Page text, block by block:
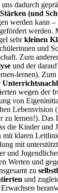
dadurch
(und
werden kann
werden.
sehrkleinen
und
Zum
und der
lernen).
wegen der
von
Lebensvision
zu lernen!). Das
die Kinder und
mit klaren
mit
und
Werten und
zu
und